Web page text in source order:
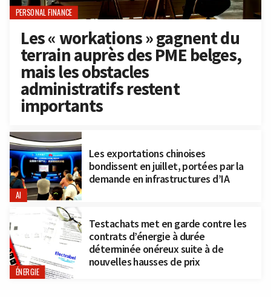
PERSONAL FINANCE
Les « workations » gagnent du
terrain auprès des PME belges,
mais les obstacles
administratifs restent
importants
AI
Les exportations chinoises
bondissent en juillet, portées par la
demande en infrastructures d’IA
ÉNERGIE
Testachats met en garde contre les
contrats d’énergie à durée
déterminée onéreux suite à de
nouvelles hausses de prix